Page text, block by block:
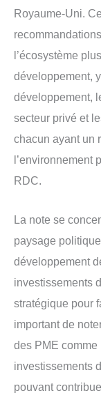
Royaume-Uni.
l’écosystème
développement,
développement,
secteur privé et
chacun ayant un
l’environnement
RDC.
La note se
paysage
développement
investissements
stratégique pour
important de
des PME
investissements
pouvant